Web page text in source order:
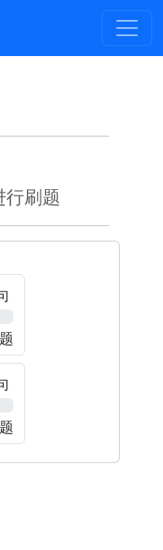
行刷题